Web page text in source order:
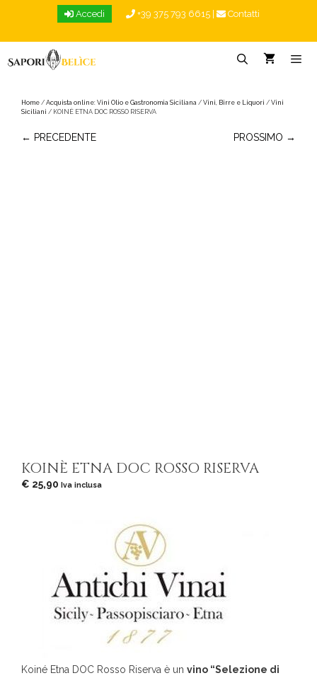
Accedi +39 375 793 6615 Contatti
Home / Acquista online: Vini Olio e Gastronomia Siciliana / Vini, Birre e Liquori / Vini
Siciliani / KOINÈ ETNA DOC ROSSO RISERVA
← PRECEDENTE PROSSIMO →
KOINÈ ETNA DOC ROSSO RISERVA
€ 25,90 Iva inclusa
Koiné Etna DOC Rosso Riserva è un vino “Selezione di